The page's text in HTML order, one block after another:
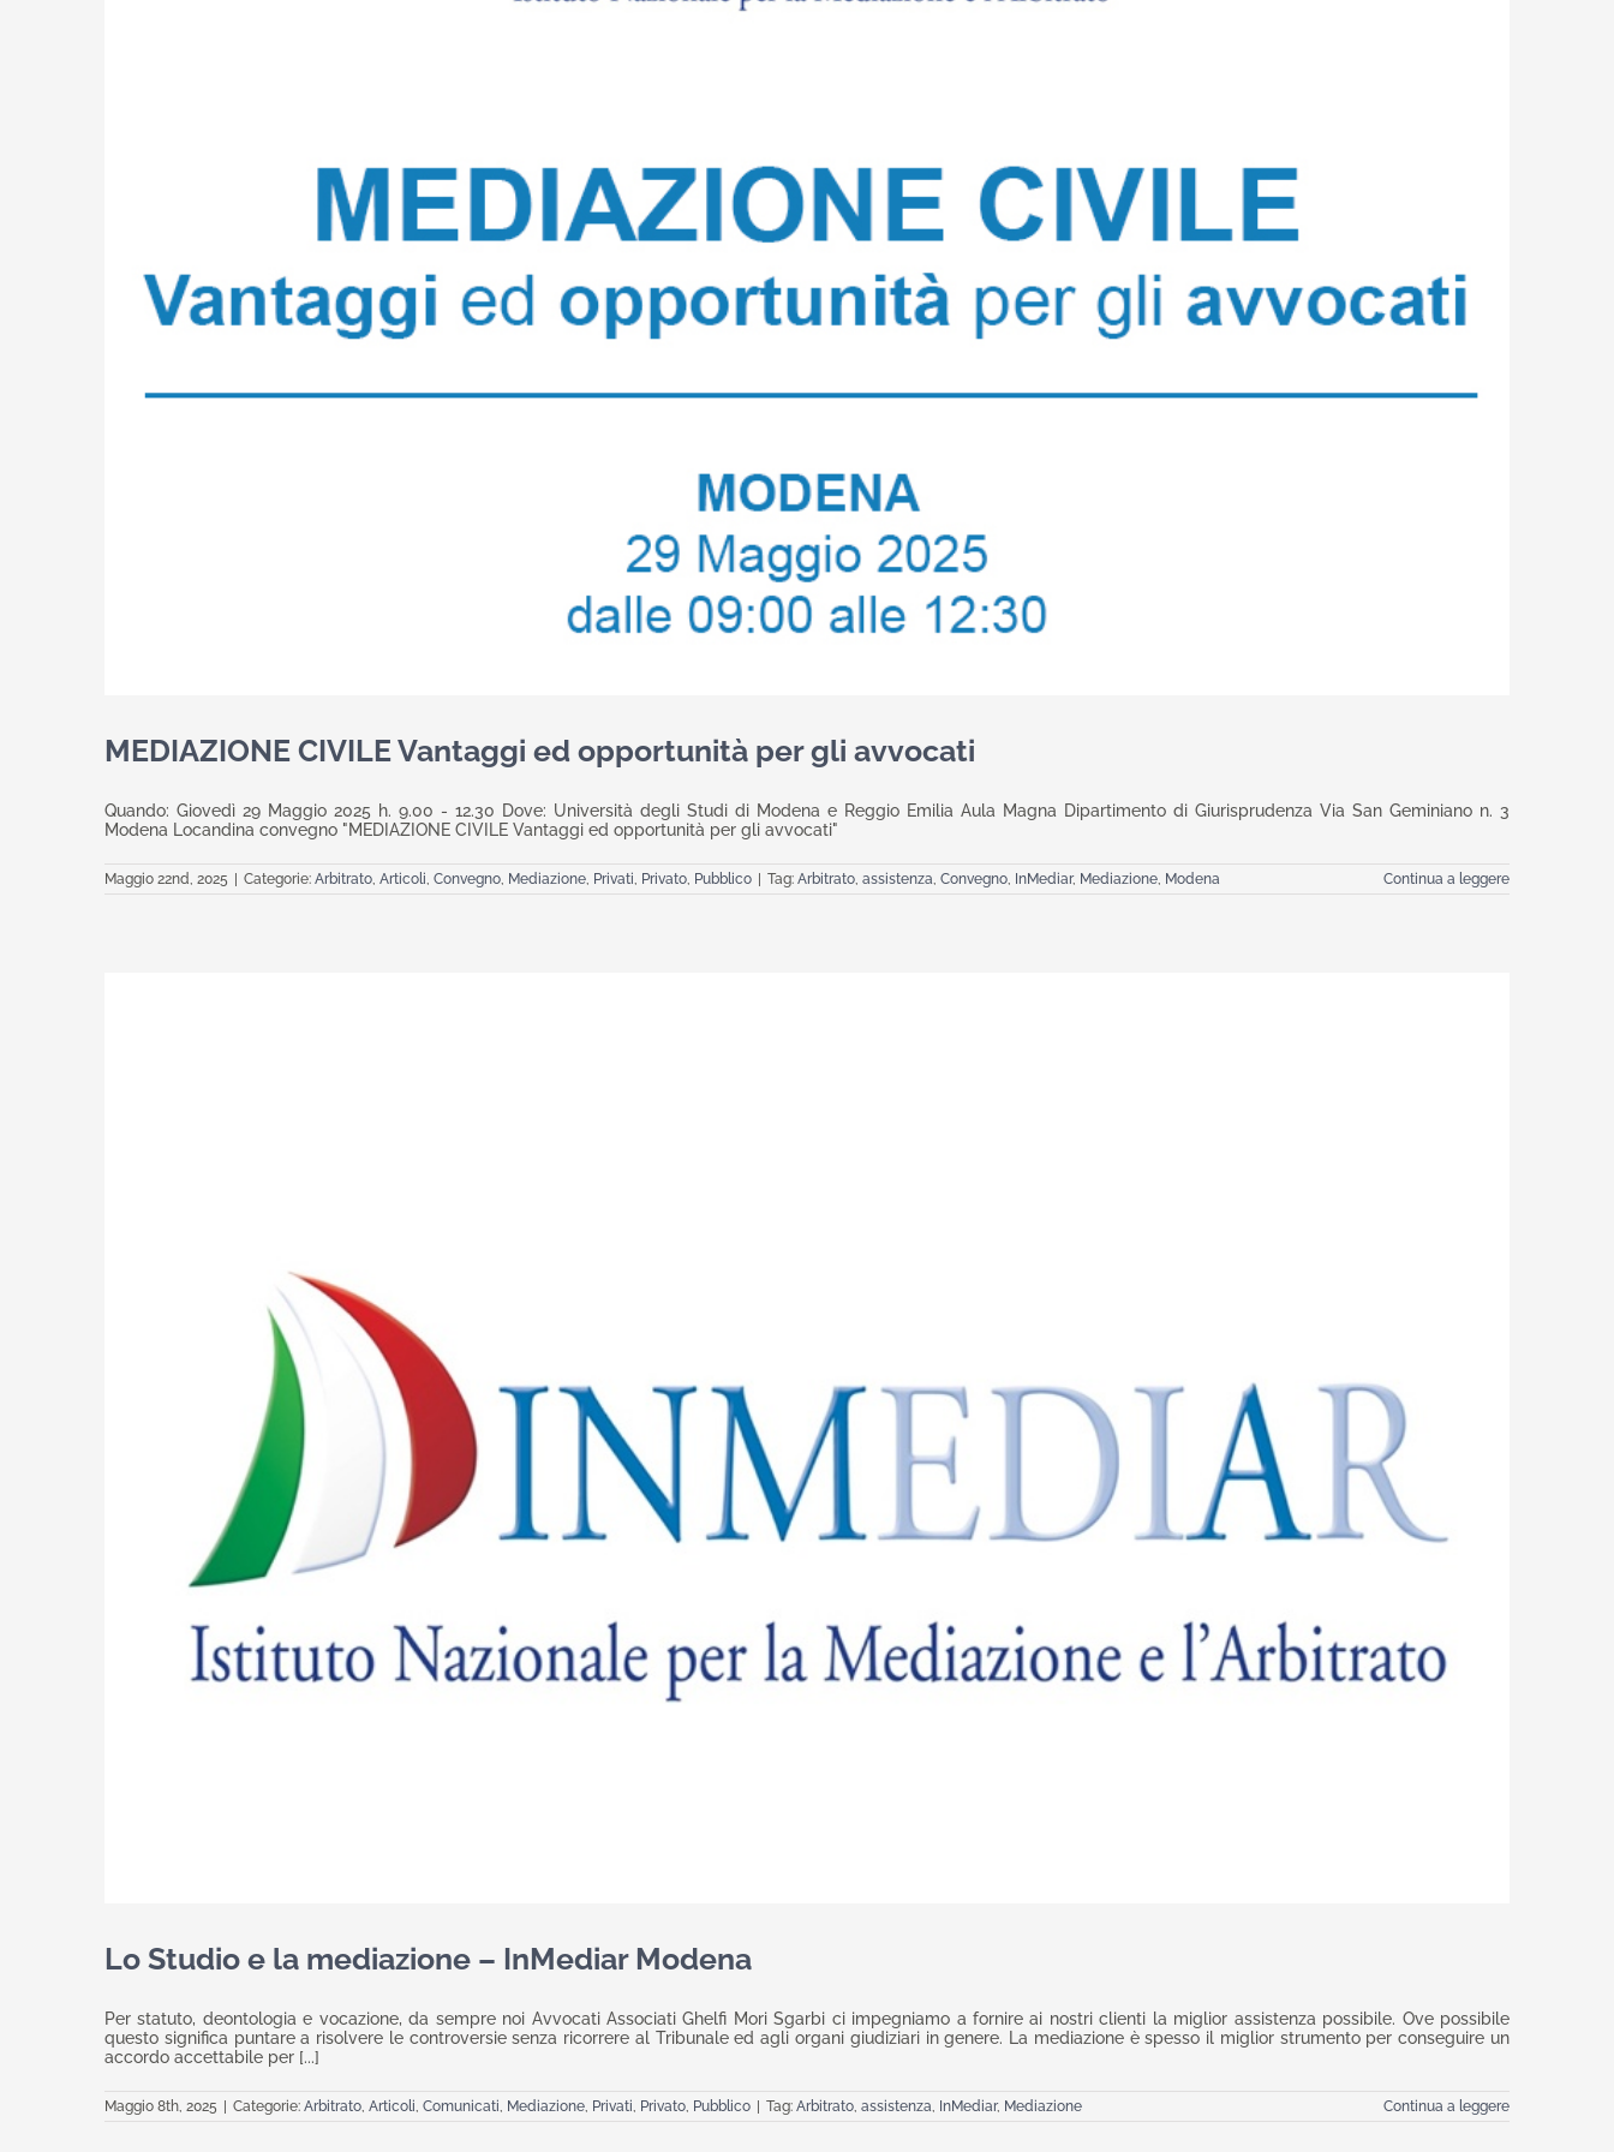
MEDIAZIONE CIVILE Vantaggi ed opportunità per gli avvocati
Quando: Giovedì 29 Maggio 2025 h. 9.00 - 12.30 Dove: Università degli Studi di Modena e Reggio Emilia Aula Magna Dipartimento di Giurisprudenza Via San Geminiano n. 3
Modena Locandina convegno "MEDIAZIONE CIVILE Vantaggi ed opportunità per gli avvocati"
Maggio 22nd, 2025 Categorie: Arbitrato, Articoli, Convegno, Mediazione, Privati, Privato, Pubblico Tag: Arbitrato, assistenza, Convegno, InMediar, Mediazione, Modena Continua a leggere
Lo Studio e la mediazione – InMediar Modena
Per statuto, deontologia e vocazione, da sempre noi Avvocati Associati Ghelfi Mori Sgarbi ci impegniamo a fornire ai nostri clienti la miglior assistenza possibile. Ove possibile
questo significa puntare a risolvere le controversie senza ricorrere al Tribunale ed agli organi giudiziari in genere. La mediazione è spesso il miglior strumento per conseguire un
accordo accettabile per [...]
Maggio 8th, 2025 | Categorie: Arbitrato Articoli Comunicati Mediazione Privati Privato Pubblico | Tag: Arbitrato assistenza InMediar, Mediazione Continua a leggere